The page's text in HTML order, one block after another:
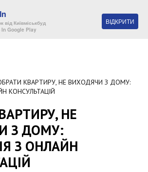
Про
КВАРТИРУ, НЕ ВИХОДЯЧИ З ДОМУ:
КОНСУЛЬТАЦІЙ
НЕ
З ДОМУ:
З ОНЛАЙН
від Київміськбуд
In Google Play
ВІДКРИТИ